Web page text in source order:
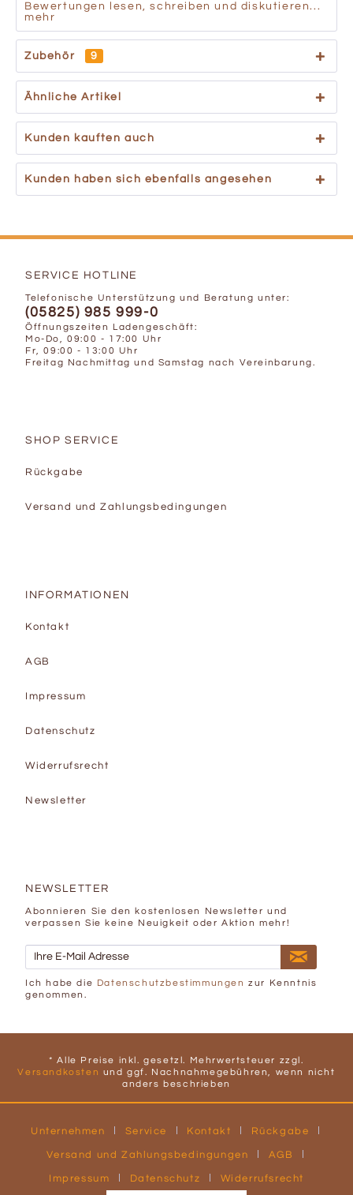
Bewertungen lesen, schreiben und diskutieren...
mehr
Zubehör 9
Ähnliche Artikel
Kunden kauften auch
Kunden haben sich ebenfalls angesehen
SERVICE HOTLINE
Telefonische Unterstützung und Beratung unter:
(05825) 985 999-0
Öffnungszeiten Ladengeschäft:
Mo-Do, 09:00 - 17:00 Uhr
Fr, 09:00 - 13:00 Uhr
Freitag Nachmittag und Samstag nach Vereinbarung.
SHOP SERVICE
Rückgabe
Versand und Zahlungsbedingungen
INFORMATIONEN
Kontakt
AGB
Impressum
Datenschutz
Widerrufsrecht
Newsletter
NEWSLETTER
Abonnieren Sie den kostenlosen Newsletter und
verpassen Sie keine Neuigkeit oder Aktion mehr!
Ich habe die Datenschutzbestimmungen zur Kenntnis
genommen.
* Alle Preise inkl. gesetzl. Mehrwertsteuer zzgl.
Versandkosten und ggf. Nachnahmegebühren, wenn nicht
anders beschrieben
Unternehmen Service Kontakt Rückgabe
Versand und Zahlungsbedingungen AGB
Impressum Datenschutz Widerrufsrecht